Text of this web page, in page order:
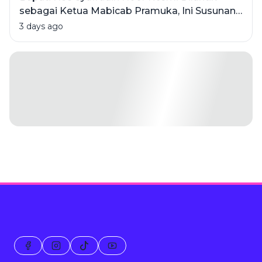
sebagai Ketua Mabicab Pramuka, Ini Susunan
Pengurus 2025-2030
3 days ago